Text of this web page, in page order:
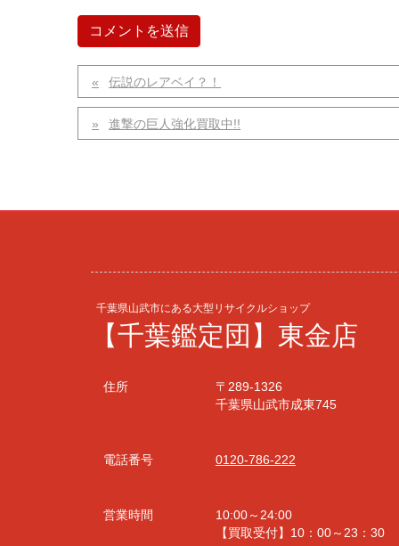
伝説のレアベイ？！
進撃の巨人強化買取中!!
千葉県山武市にある大型リサイクルショップ
【千葉鑑定団】東金店
住所
〒289-1326
千葉県山武市成東745
電話番号 0120-786-222
営業時間
10:00～24:00
【買取受付】10：00～23：30